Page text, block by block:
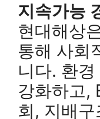
지속가능
현대해상
통해 사회
니다. 환
강화하고,
회, 지배